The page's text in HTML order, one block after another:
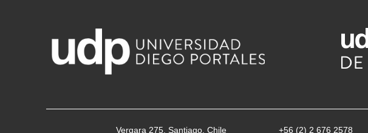
Vergara 275, Santiago, Chile +56 (2) 2 676 2578